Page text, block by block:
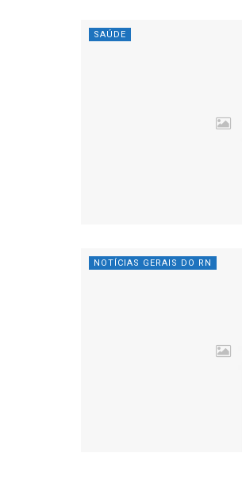
SAÚDE
NOTÍCIAS GERAIS DO RN